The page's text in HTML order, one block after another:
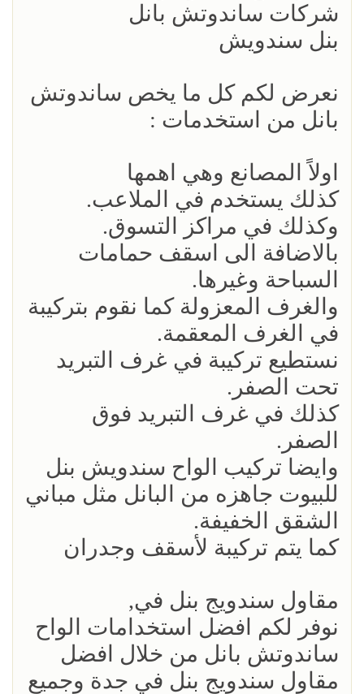
شركات ساندوتش بانل
بنل سندويش
نعرض لكم كل ما يخص ساندوتش
بانل من استخدمات :
اولاً المصانع وهي اهمها
كذلك يستخدم في الملاعب.
وكذلك في مراكز التسوق.
بالاضافة الى اسقف حمامات
السباحة وغيرها.
والغرف المعزولة كما نقوم بتركيبة
في الغرف المعقمة.
نستطيع تركيبة في غرف التبريد
تحت الصفر.
كذلك في غرف التبريد فوق
الصفر.
وايضا تركيب الواح سندويش بنل
للبيوت جاهزه من البانل مثل مباني
الشقق الخفيفة.
كما يتم تركيبة لأسقف وجدران
مقاول سندويج بنل في,
نوفر لكم افضل استخدامات الواح
ساندوتش بانل من خلال افضل
مقاول سندويج بنل في جدة وجميع